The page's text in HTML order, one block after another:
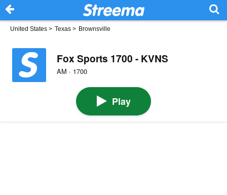
United States > Texas > Brownsville
Fox Sports 1700 - KVNS
AM · 1700
Play